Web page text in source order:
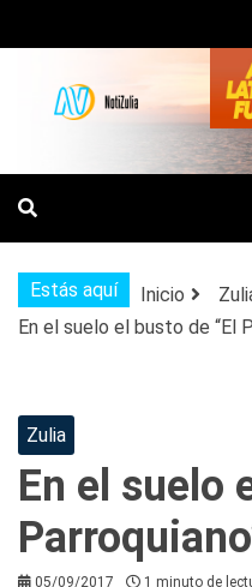
al
contenido
NOTICIAS
DE
Estás aquí Inicio
En el suelo el busto de “El
Zulia
En el suelo
05/09/2017 1 minuto de